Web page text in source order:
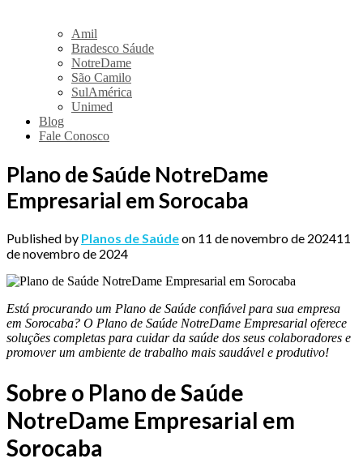
Amil
Bradesco Sáude
NotreDame
São Camilo
SulAmérica
Unimed
Blog
Fale Conosco
Plano de Saúde NotreDame
Empresarial em Sorocaba
Published by Planos de Saúdeon 11 de novembro de 202411
de novembro de 2024
Está procurando um Plano de Saúde confiável para sua empresa
em Sorocaba? O Plano de Saúde NotreDame Empresarial oferece
soluções completas para cuidar da saúde dos seus colaboradores e
promover um ambiente de trabalho mais saudável e produtivo!
Sobre o Plano de Saúde
NotreDame Empresarial em
Sorocaba